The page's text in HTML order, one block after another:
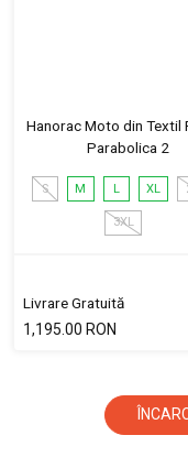
Hanorac Moto din Textil
Parabolica 2
S M L XL
3XL
Livrare Gratuită
1,195.00 RON